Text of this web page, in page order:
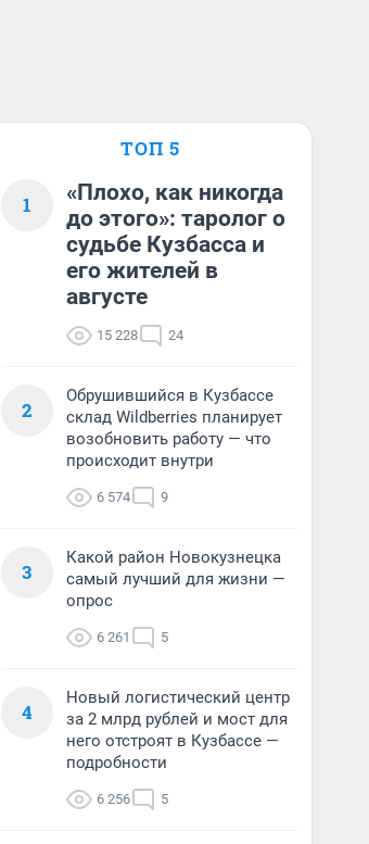
ТОП 5
1
«Плохо, как никогда
до этого»: таролог о
судьбе Кузбасса и
его жителей в
августе
15 228 24
2
Обрушившийся в Кузбассе
склад Wildberries планирует
возобновить работу — что
происходит внутри
6 574 9
3
Какой район Новокузнецка
самый лучший для жизни —
опрос
6 261 5
4
Новый логистический центр
за 2 млрд рублей и мост для
него отстроят в Кузбассе —
подробности
6 256 5